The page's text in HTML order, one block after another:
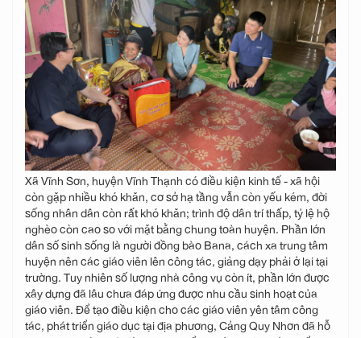
Xã Vĩnh Sơn, huyện Vĩnh Thạnh có điều kiện kinh tế - xã hội
còn gặp nhiều khó khăn, cơ sở hạ tầng vẫn còn yếu kém, đời
sống nhân dân còn rất khó khăn; trình độ dân trí thấp, tỷ lệ hộ
nghèo còn cao so với mặt bằng chung toàn huyện. Phần lớn
dân số sinh sống là người đồng bào Bana, cách xa trung tâm
huyện nên các giáo viên lên công tác, giảng dạy phải ở lại tại
trường. Tuy nhiên số lượng nhà công vụ còn ít, phần lớn được
xây dựng đã lâu chưa đáp ứng được nhu cầu sinh hoạt của
giáo viên. Để tạo điều kiện cho các giáo viên yên tâm công
tác, phát triển giáo dục tại địa phương, Cảng Quy Nhơn đã hỗ